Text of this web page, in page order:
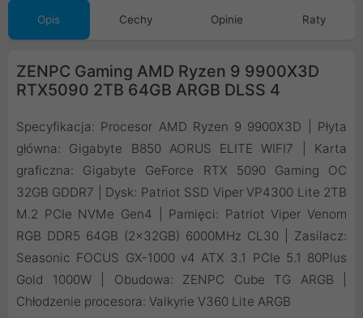
Opis Cechy Opinie Raty
ZENPC Gaming AMD Ryzen 9 9900X3D
RTX5090 2TB 64GB ARGB DLSS 4
Specyfikacja: Procesor AMD Ryzen 9 9900X3D | Płyta
główna: Gigabyte B850 AORUS ELITE WIFI7 | Karta
graficzna: Gigabyte GeForce RTX 5090 Gaming OC
32GB GDDR7 | Dysk: Patriot SSD Viper VP4300 Lite 2TB
M.2 PCIe NVMe Gen4 | Pamięci: Patriot Viper Venom
RGB DDR5 64GB (2x32GB) 6000MHz CL30 | Zasilacz:
Seasonic FOCUS GX-1000 v4 ATX 3.1 PCIe 5.1 80Plus
Gold 1000W | Obudowa: ZENPC Cube TG ARGB |
Chłodzenie procesora: Valkyrie V360 Lite ARGB